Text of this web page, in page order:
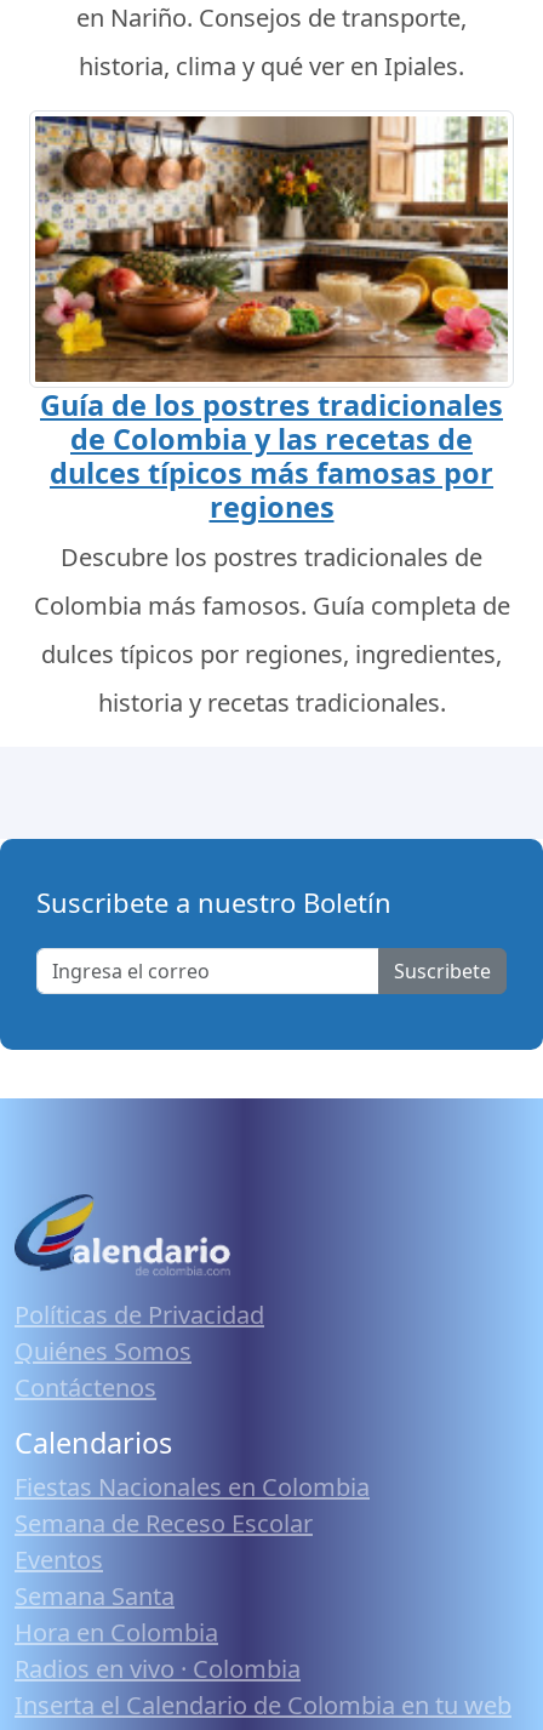
en Nariño. Consejos de transporte,
historia, clima y qué ver en Ipiales.
Guía de los postres tradicionales
de Colombia y las recetas de
dulces típicos más famosas por
regiones
Descubre los postres tradicionales de
Colombia más famosos. Guía completa de
dulces típicos por regiones, ingredientes,
historia y recetas tradicionales.
Suscribete a nuestro Boletín
Suscribete
Políticas de Privacidad
Quiénes Somos
Contáctenos
Calendarios
Fiestas Nacionales en Colombia
Semana de Receso Escolar
Eventos
Semana Santa
Hora en Colombia
Radios en vivo · Colombia
Inserta el Calendario de Colombia en tu web